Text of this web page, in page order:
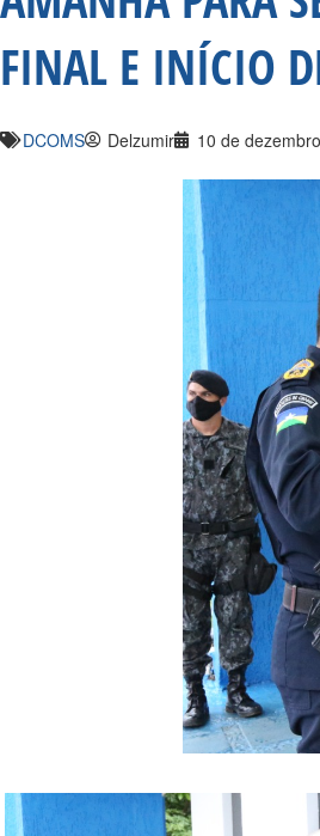
FINAL E INÍCIO
DCOMS Delzumir 10 de